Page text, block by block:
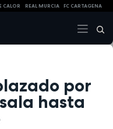
CALOR REAL MURCIA FC CARTAGENA
por
hasta